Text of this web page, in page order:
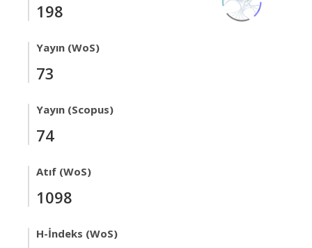
198
Yayın (WoS)
73
Yayın (Scopus)
74
Atıf (WoS)
1098
H-İndeks (WoS)